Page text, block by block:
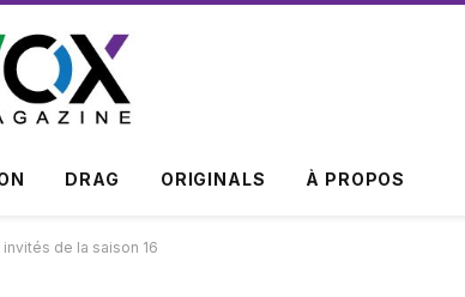
DRAG ORIGINALS À PROPOS
de la saison 16